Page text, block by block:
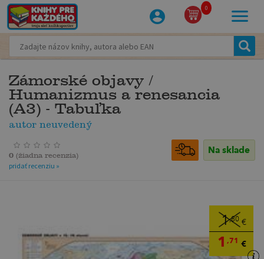
0
Zámorské objavy /
Humanizmus a renesancia
(A3) - Tabuľka
autor neuvedený
Na sklade
0 (žiadna recenzia)
pridať recenziu »
1,80 €
1,71 €